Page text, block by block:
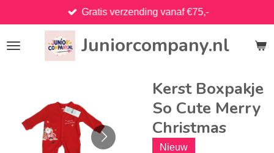
direct
naar
Juniorcompany.nl
Gratis verzending vanaf €75,-
Kerst Boxpakje
So Cute Merry
Christmas
Nieuw